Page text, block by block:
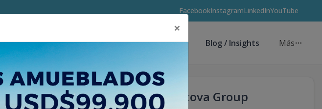
FacebookInstagramLinkedInYouTube
Guía de inversión Asesores de Inversión Blog / Insights Más
Becova Group
×